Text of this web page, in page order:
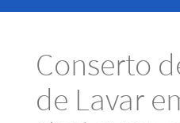
Conserto
de Lavar